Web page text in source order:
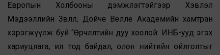
Европын Холбооны дэмжлэгтэйгээр Хэвлэл
Мэдээллийн Зөвлөл, Дойче Велле Академийн хамтран
хэрэгжүүлж буй “Өөрчлөлтийн дуу хоолой: ИНБ-ууд эгэх
хариуцлага, ил тод байдал, олон нийтийн ойлголтыг